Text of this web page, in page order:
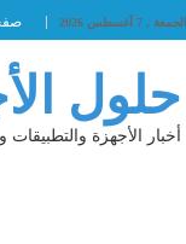
الجمعة , 7 أغسطس 2026
حلول
أخبار الأجهزة